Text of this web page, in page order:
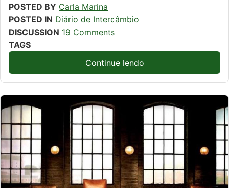
POSTED BY Carla Marina
POSTED IN Diário de Intercâmbio
DISCUSSION 19 Comments
TAGS
Continue lendo